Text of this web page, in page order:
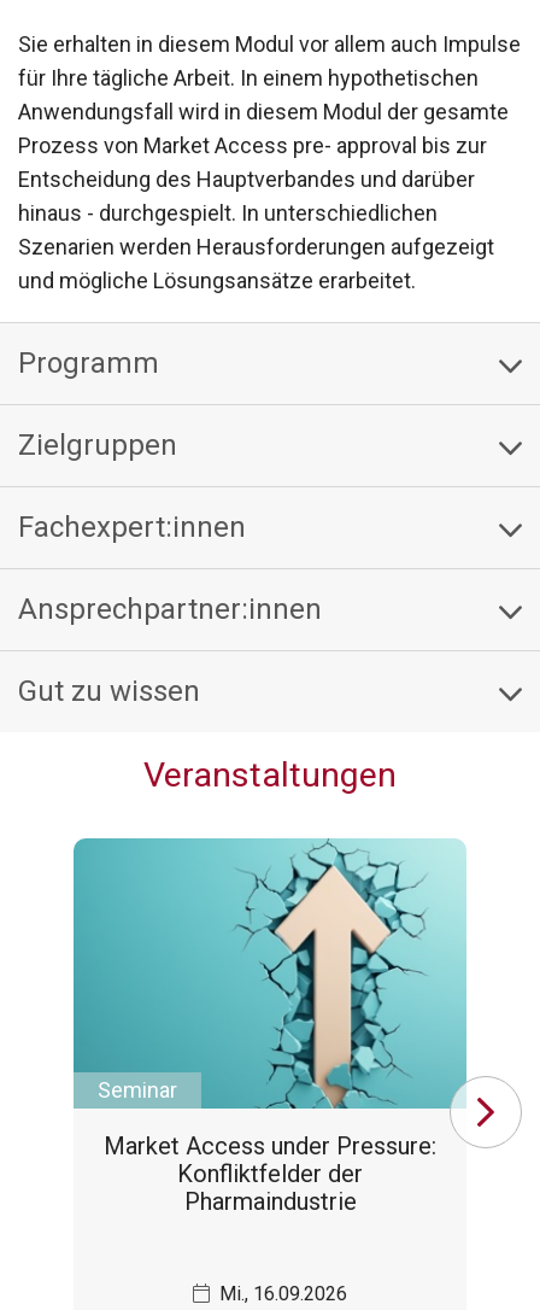
Sie erhalten in diesem Modul vor allem auch Impulse
für Ihre tägliche Arbeit. In einem hypothetischen
Anwendungsfall wird in diesem Modul der gesamte
Prozess von Market Access pre- approval bis zur
Entscheidung des Hauptverbandes und darüber
hinaus - durchgespielt. In unterschiedlichen
Szenarien werden Herausforderungen aufgezeigt
und mögliche Lösungsansätze erarbeitet.
Programm
Zielgruppen
Fachexpert:innen
Ansprechpartner:innen
Gut zu wissen
Veranstaltungen
Seminar
Market Access under Pressure:
Konfliktfelder der
Pharmaindustrie
Mi., 16.09.2026